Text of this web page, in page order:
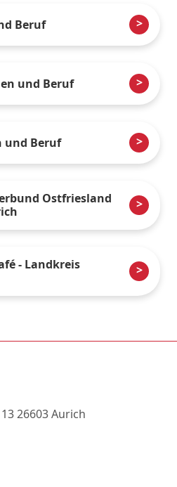
Beruf
und Beruf
und Beruf
Ostfriesland
- Landkreis
1326603 Aurich